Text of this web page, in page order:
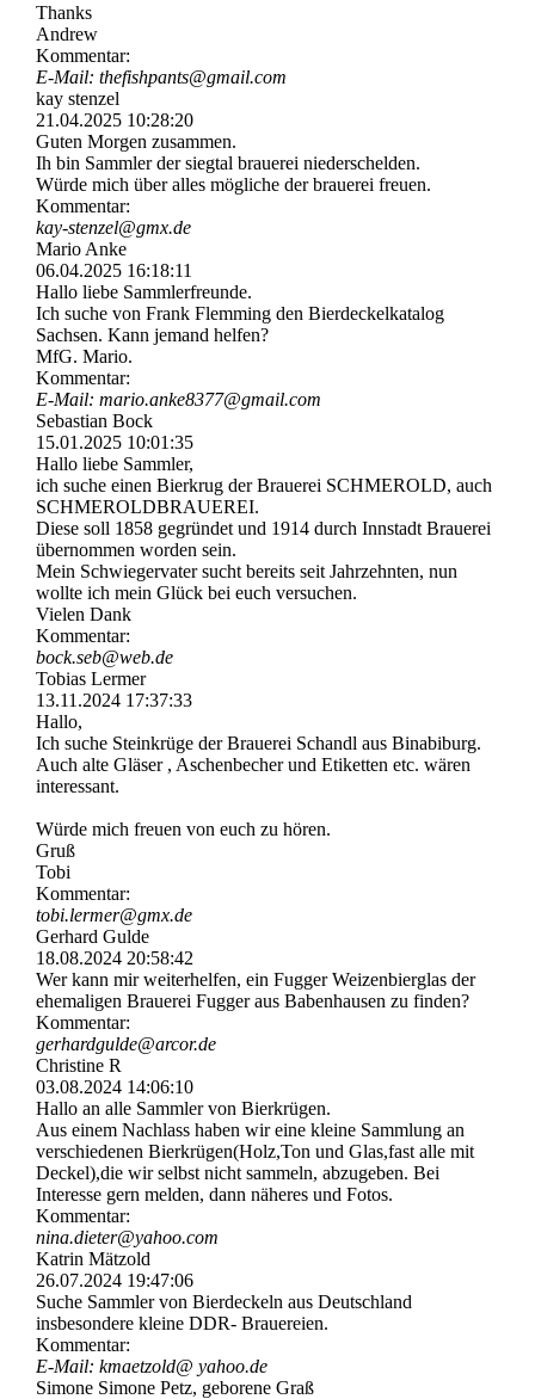
Thanks
Andrew
Kommentar:
E-Mail: thefishpants@gmail.com
kay stenzel
21.04.2025 10:28:20
Guten Morgen zusammen.
Ih bin Sammler der siegtal brauerei niederschelden.
Würde mich über alles mögliche der brauerei freuen.
Kommentar:
kay-stenzel@gmx.de
Mario Anke
06.04.2025 16:18:11
Hallo liebe Sammlerfreunde.
Ich suche von Frank Flemming den Bierdeckelkatalog
Sachsen. Kann jemand helfen?
MfG. Mario.
Kommentar:
E-Mail: mario.­anke8377@­gmail.­com
Sebastian Bock
15.01.2025 10:01:35
Hallo liebe Sammler,
ich suche einen Bierkrug der Brauerei SCHMEROLD, auch
SCHMEROLDBRAUEREI.
Diese soll 1858 gegründet und 1914 durch Innstadt Brauerei
übernommen worden sein.
Mein Schwiegervater sucht bereits seit Jahrzehnten, nun
wollte ich mein Glück bei euch versuchen.
Vielen Dank
Kommentar:
bock.seb@web.de
Tobias Lermer
13.11.2024 17:37:33
Hallo,
Ich suche Steinkrüge der Brauerei Schandl aus Binabiburg.
Auch alte Gläser , Aschenbecher und Etiketten etc. wären
interessant.
Würde mich freuen von euch zu hören.
Gruß
Tobi
Kommentar:
tobi.lermer@gmx.de
Gerhard Gulde
18.08.2024 20:58:42
Wer kann mir weiterhelfen, ein Fugger Weizenbierglas der
ehemaligen Brauerei Fugger aus Babenhausen zu finden?
Kommentar:
gerhardgulde@arcor.de
Christine R
03.08.2024 14:06:10
Hallo an alle Sammler von Bierkrügen.
Aus einem Nachlass haben wir eine kleine Sammlung an
verschiedenen Bierkrügen(Holz,Ton und Glas,fast alle mit
Deckel),die wir selbst nicht sammeln, abzugeben. Bei
Interesse gern melden, dann näheres und Fotos.
Kommentar:
nina.dieter@yahoo.com
Katrin Mätzold
26.07.2024 19:47:06
Suche Sammler von Bierdeckeln aus Deutschland
insbesondere kleine DDR- Brauereien.
Kommentar:
E-Mail: kmaetzold@ yahoo.de
Simone Simone Petz, geborene Graß